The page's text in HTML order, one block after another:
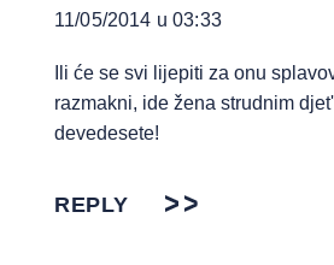
11/05/2014 u 03:33
Ili će se svi lijepiti za onu
razmakni, ide žena strudnim
devedesete!
REPLY